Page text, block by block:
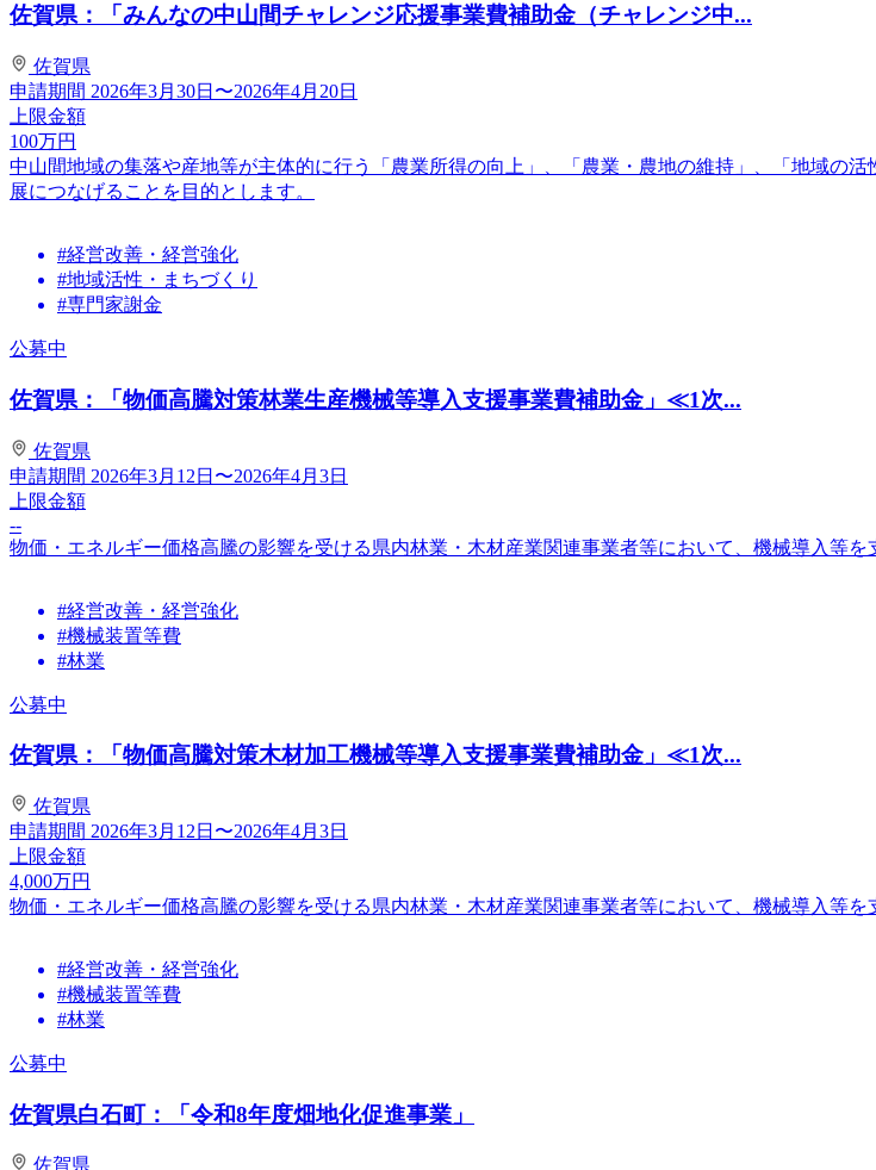
佐賀県：「みんなの中山間チャレンジ応援事業費補助金（チャレンジ中...
佐賀県
申請期間 2026年3月30日〜2026年4月20日
上限金額
100万円
中山間地域の集落や産地等が主体的に行う「農業所得の向上」、「農業・農地の維持」、「地域の
展につなげることを目的とします。
#経営改善・経営強化
#地域活性・まちづくり
#専門家謝金
公募中
佐賀県：「物価高騰対策林業生産機械等導入支援事業費補助金」≪1次...
佐賀県
申請期間 2026年3月12日〜2026年4月3日
上限金額
--
物価・エネルギー価格高騰の影響を受ける県内林業・木材産業関連事業者等において、機械導入等
#経営改善・経営強化
#機械装置等費
#林業
公募中
佐賀県：「物価高騰対策木材加工機械等導入支援事業費補助金」≪1次...
佐賀県
申請期間 2026年3月12日〜2026年4月3日
上限金額
4,000万円
物価・エネルギー価格高騰の影響を受ける県内林業・木材産業関連事業者等において、機械導入等
#経営改善・経営強化
#機械装置等費
#林業
公募中
佐賀県白石町：「令和8年度畑地化促進事業」
佐賀県